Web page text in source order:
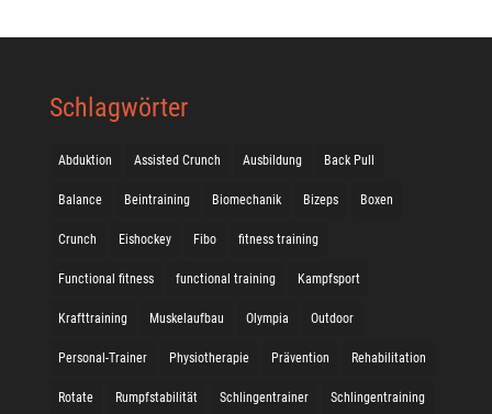
Schlagwörter
Abduktion Assisted Crunch Ausbildung Back Pull
Balance Beintraining Biomechanik Bizeps Boxen
Crunch Eishockey Fibo fitness training
Functional fitness functional training Kampfsport
Krafttraining Muskelaufbau Olympia Outdoor
Personal-Trainer Physiotherapie Prävention Rehabilitation
Rotate Rumpfstabilität Schlingentrainer Schlingentraining